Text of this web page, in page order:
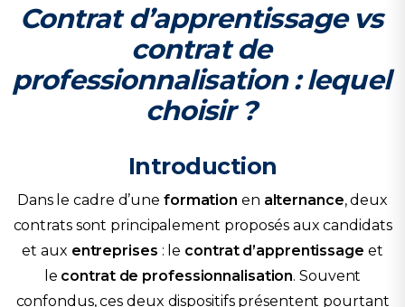
Contrat d’apprentissage vs
contrat de
professionnalisation : lequel
choisir ?
Introduction
Dans le cadre d’une formation en alternance, deux
contrats sont principalement proposés aux candidats
et aux entreprises : le contrat d’apprentissage et
le contrat de professionnalisation. Souvent
confondus, ces deux dispositifs présentent pourtant